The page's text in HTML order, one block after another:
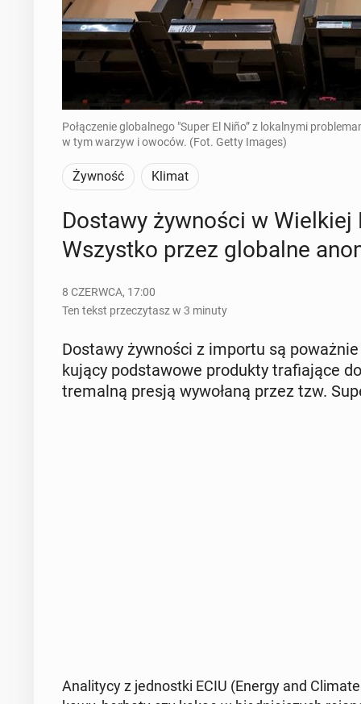
Połączenie globalnego "Super El Niño” z lokalnymi
w tym warzyw i owoców. (Fot. Getty Images)
Żywność Klimat
Dostawy żyw­no­ści w
Wszyst­ko przez glo­bal­ne
8 CZERWCA, 17:00
Ten tekst przeczytasz w 3 minuty
Dostawy żyw­no­ści z importu są
ku­ją­cy pod­sta­wo­we pro­duk­ty tra­fia­ją­ce
tre­mal­ną presją wy­wo­ła­ną przez tzw.
Ana­li­ty­cy z jed­nost­ki ECIU (Energy and